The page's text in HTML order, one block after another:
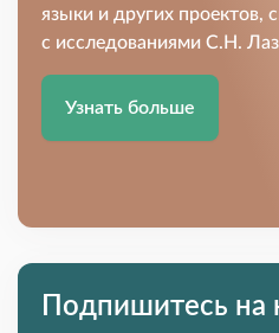
языки и других проектов,
с исследованиями С.Н.
Узнать больше
Подпишитесь на